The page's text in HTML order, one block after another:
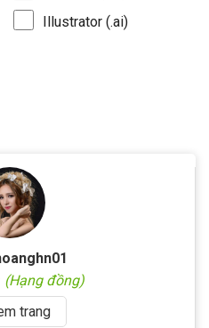
Illustrator (.ai)
(Hạng đồng)
trang